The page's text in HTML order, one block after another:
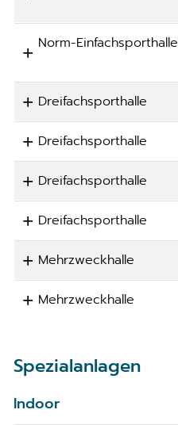
Norm-Einfachsporthalle
Dreifachsporthalle
Dreifachsporthalle
Dreifachsporthalle
Dreifachsporthalle
Mehrzweckhalle
Mehrzweckhalle
Spezialanlagen
Indoor